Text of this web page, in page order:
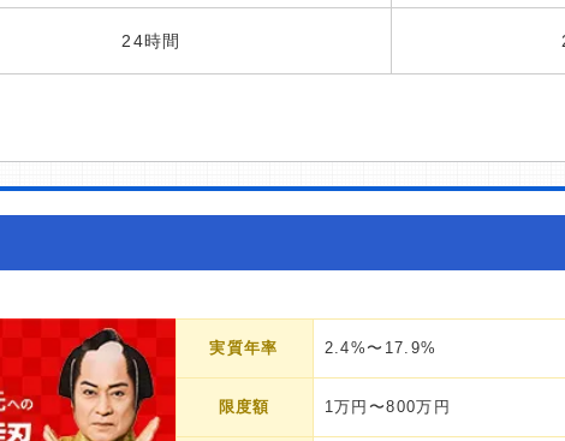
24時間
実質年率 2.4%〜17.9%
限度額 1万円〜800万円